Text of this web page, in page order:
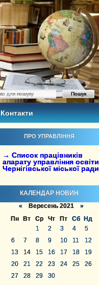
Контакти
ПРО УПРАВЛІННЯ
→ Список працівників
апарату управління освіти
Чернігівської міської ради
КАЛЕНДАР НОВИН
« Вересень 2021 »
Пн
Вт Ср Чт Пт Сб
Нд
1
2 3 4
5
6
7 8 9 10 11
12
13
14 15 16 17 18
19
20
21 22 23 24 25
26
27
28 29 30